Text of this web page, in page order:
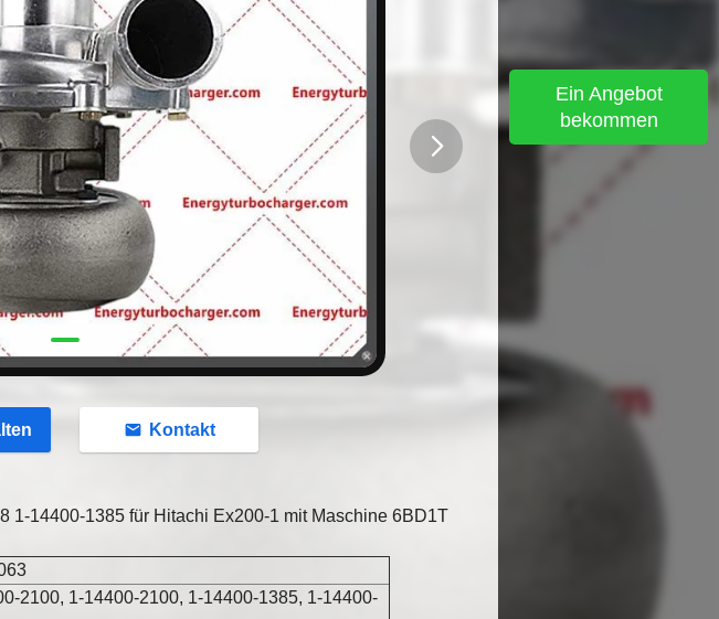
Kontakt
1-14400-1385 für Hitachi Ex200-1 mit Maschine 6BD1T
2100, 1-14400-2100, 1-14400-1385, 1-14400-
Ein Angebot
bekommen